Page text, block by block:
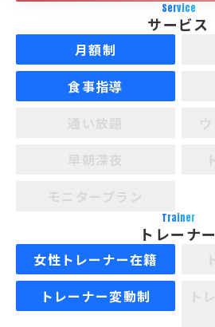
Service
サービス
月額制
食事指導
Trainer
トレーナー
女性トレーナー在籍
トレーナー変動制